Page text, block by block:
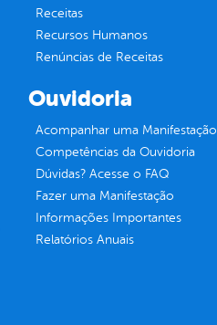
Receitas
Recursos Humanos
Renúncias de Receitas
Ouvidoria
Acompanhar uma Manifestação
Competências da Ouvidoria
Dúvidas? Acesse o FAQ
Fazer uma Manifestação
Informações Importantes
Relatórios Anuais